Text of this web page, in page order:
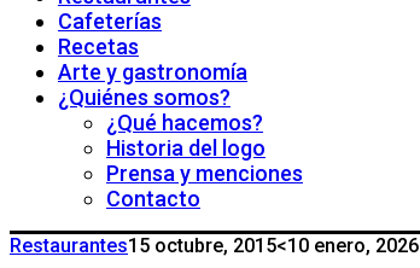
Cafeterías
Recetas
Arte y gastronomía
¿Quiénes somos?
¿Qué hacemos?
Historia del logo
Prensa y menciones
Contacto
Restaurantes15 octubre, 2015<10 enero, 2026